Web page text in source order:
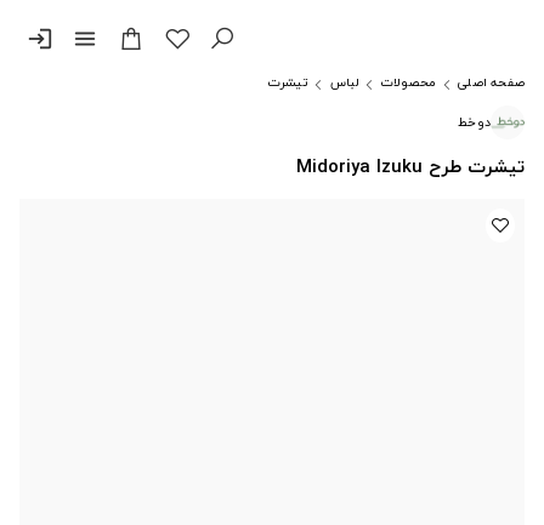
menu
login
صفحه اصلی محصولات لباس
تیشرت
دوخط
تیشرت طرح Midoriya Izuku